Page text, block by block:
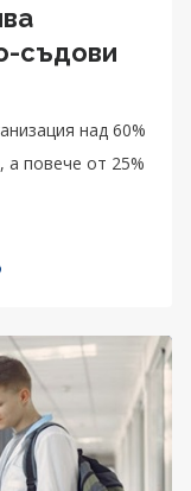
съдови
над 60%
а повече от 25%